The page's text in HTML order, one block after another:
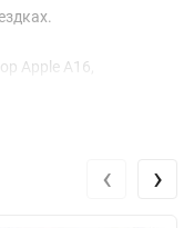
Apple A16,
и плавную
Все это
‹ ›